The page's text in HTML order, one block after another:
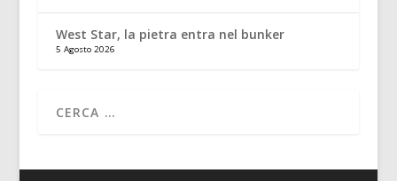
West Star, la pietra entra nel bunker
5 Agosto 2026